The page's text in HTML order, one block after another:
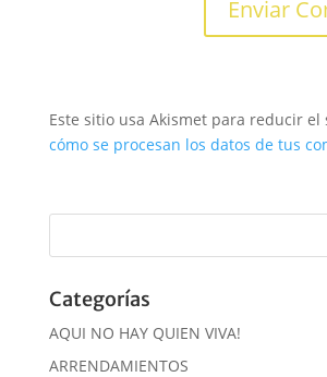
Este sitio usa Akismet para reducir el
cómo se procesan los datos de tus
Categorías
AQUI NO HAY QUIEN VIVA!
ARRENDAMIENTOS